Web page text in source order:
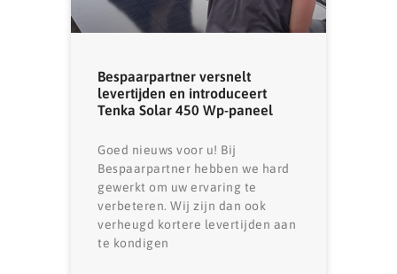
Bespaarpartner versnelt
levertijden en introduceert
Tenka Solar 450 Wp-paneel
Goed nieuws voor u! Bij
Bespaarpartner hebben we hard
gewerkt om uw ervaring te
verbeteren. Wij zijn dan ook
verheugd kortere levertijden aan
te kondigen